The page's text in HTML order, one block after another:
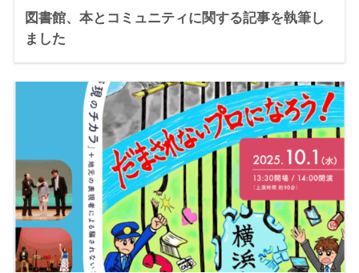
図書館、本とコミュニティに関する記事を執筆し
ました